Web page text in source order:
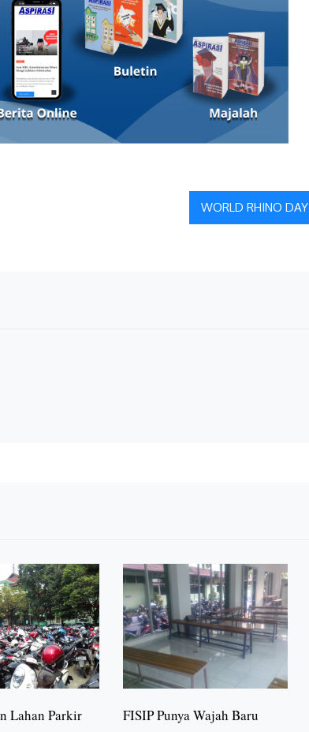
WORLD RHINO DAY
Lahan Parkir
FISIP Punya Wajah Baru